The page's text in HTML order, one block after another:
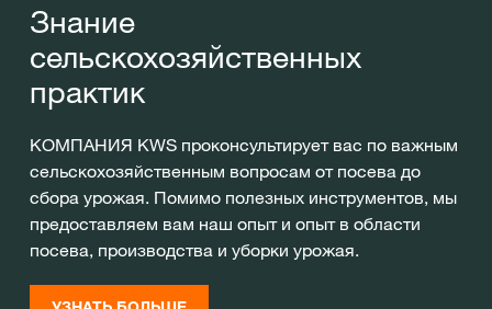
Знание
сельскохозяйственных
практик
КОМПАНИЯ KWS проконсультирует вас по важным
сельскохозяйственным вопросам от посева до
сбора урожая. Помимо полезных инструментов, мы
предоставляем вам наш опыт и опыт в области
посева, производства и уборки урожая.